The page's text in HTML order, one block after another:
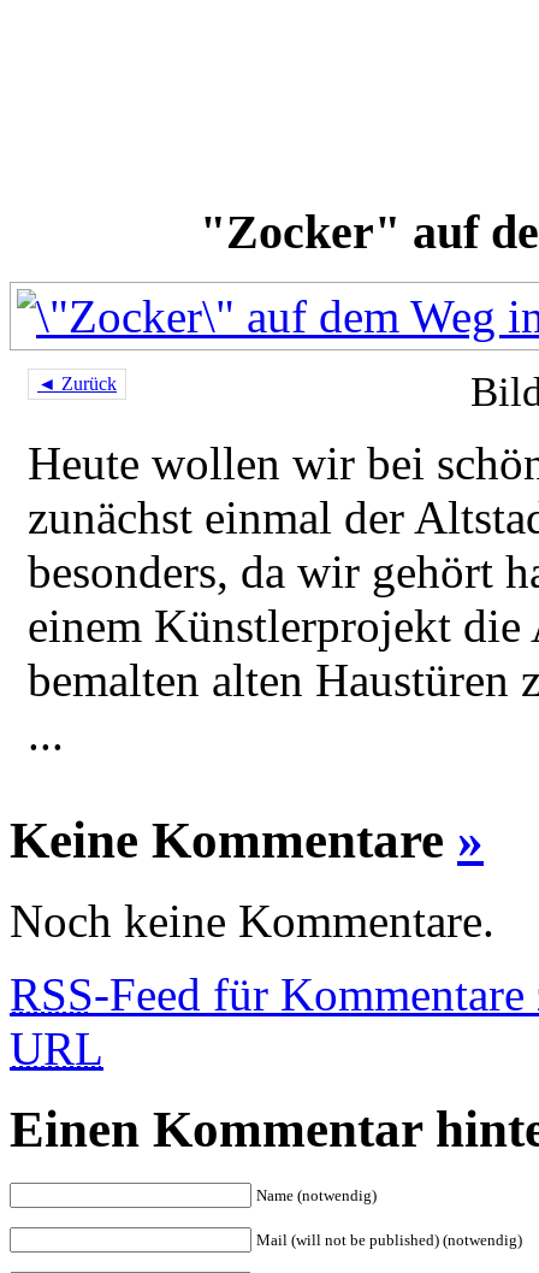
"Zocker" auf
◄ Zurück
Heute wollen wir bei
zunächst einmal der
besonders, da wir gehört
einem Künstlerprojekt
bemalten alten Haustüren
...
Keine Kommentare »
Noch keine Kommentare.
RSS-Feed für
URL
Einen Kommentar
Name (notwendig)
Mail (will not be published) (notwendig)